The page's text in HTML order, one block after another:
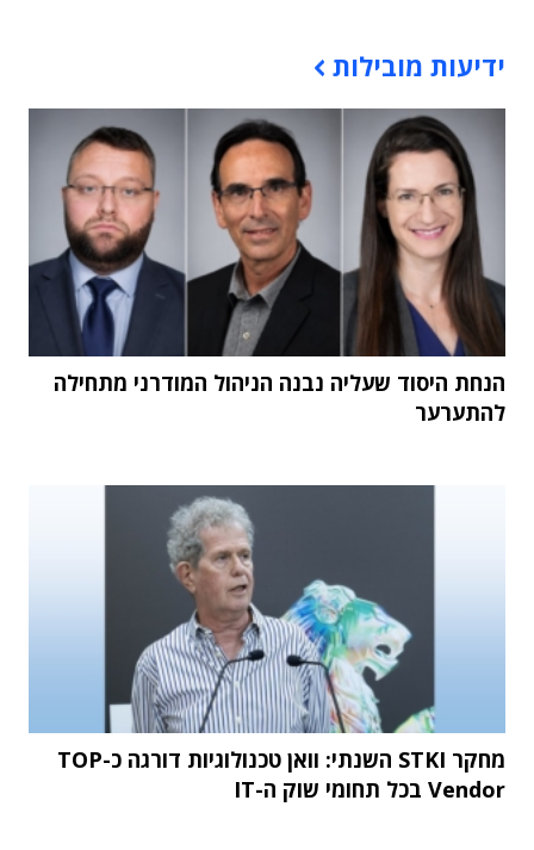
ידיעות מובילות
הנחת היסוד שעליה נבנה הניהול המודרני מתחילה
להתערער
מחקר STKI השנתי: וואן טכנולוגיות דורגה כ-TOP
Vendor בכל תחומי שוק ה-IT